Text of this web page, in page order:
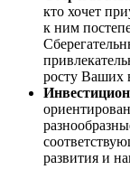
кто хочет
к ним
росту Ваших
развития и